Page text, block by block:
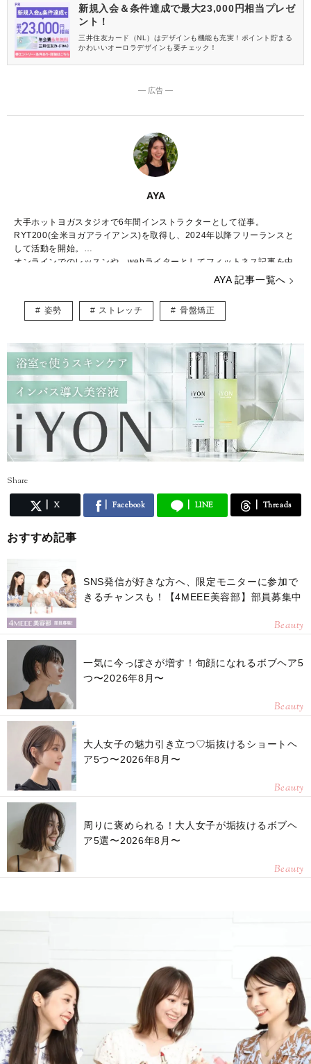
新規入会＆条件達成で最大23,000円相当プレゼ
ント！
三井住友カード（NL）はデザインも機能も充実！ポイント貯まる
かわいいオーロラデザインも要チェック！
― 広告 ―
AYA
大手ホットヨガスタジオで6年間インストラクターとして従事。
RYT200(全米ヨガアライアンス)を取得し、2024年以降フリーランスと
して活動を開始。
オンラインでのレッスンや、webライターとしてフィットネス記事を中
にヨガの良さをわかりやすく伝えることを目指している。
AYA 記事一覧へ
姿勢 ストレッチ 骨盤矯正
Share
X Facebook LINE Threads
おすすめ記事
SNS発信が好きな方へ、限定モニターに参加で
きるチャンスも！【4MEEE美容部】部員募集中
Beauty
一気に今っぽさが増す！旬顔になれるボブヘア5
つ〜2026年8月〜
Beauty
大人女子の魅力引き立つ♡垢抜けるショートヘ
ア5つ〜2026年8月〜
Beauty
周りに褒められる！大人女子が垢抜けるボブヘ
ア5選〜2026年8月〜
Beauty